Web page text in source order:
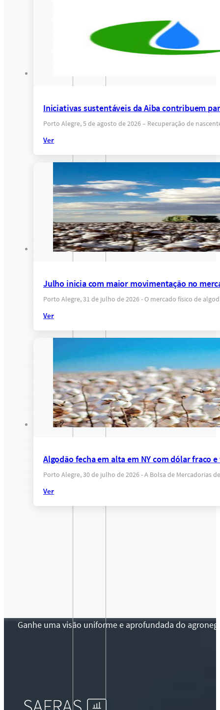
Iniciativas sustentáveis da Aiba contribuem
Porto Alegre, 5 de agosto de 2026 – Recuperação de
Ver
Julho inicia com maior movimentação no
Porto Alegre, 31 de julho de 2026 - O mercado físico de
Ver
Algodão fecha em alta em NY com dólar fraco
Porto Alegre, 30 de julho de 2026 - A Bolsa de Mercadorias
Ver
Ganhe uma visão uniforme e aprofundada do